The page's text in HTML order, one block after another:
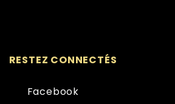
RESTEZ CONNECTÉS
Facebook